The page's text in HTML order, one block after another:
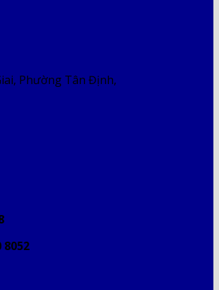
Phường Tân Định,
8052